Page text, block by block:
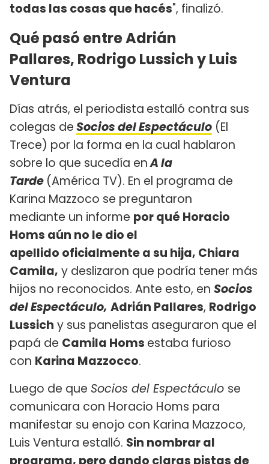
todas las cosas que hacés", finalizó.
Qué pasó entre Adrián
Pallares, Rodrigo Lussich y Luis
Ventura
Días atrás, el periodista estalló contra sus
colegas deSocios del Espectáculo (El
Trece) por la forma en la cual hablaron
sobre lo que sucedía enA la
Tarde (América TV). En el programa de
Karina Mazzoco se preguntaron
mediante un informe por qué Horacio
Homs aún no le dio el
apellido oficialmente a su hija, Chiara
Camila, y deslizaron que podría tener más
hijos no reconocidos. Ante esto, en Socios
del Espectáculo, Adrián Pallares, Rodrigo
Lussich y sus panelistas aseguraron que el
papá de Camila Homs estaba furioso
con Karina Mazzocco.
Luego de que Socios del Espectáculo se
comunicara con Horacio Homs para
manifestar su enojo con Karina Mazzoco,
Luis Ventura estalló. Sin nombrar al